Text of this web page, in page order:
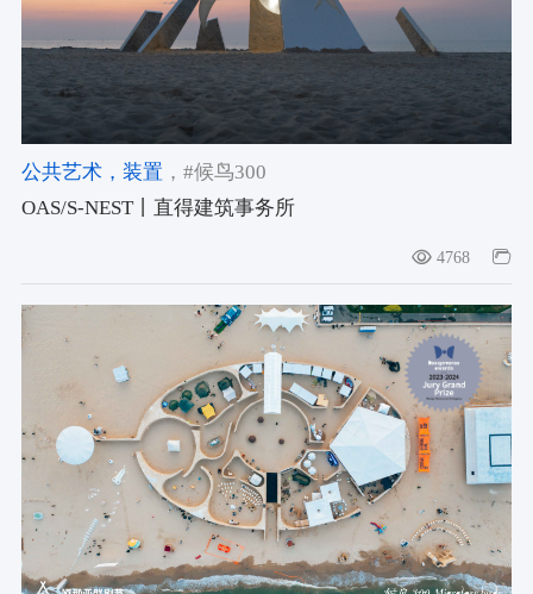
公共艺术，装置 ，#候鸟300
OAS/S-NEST丨直得建筑事务所
4768